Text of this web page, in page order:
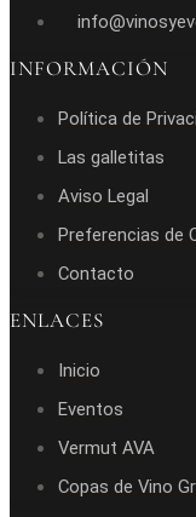
INFORMACIÓN
Política de
Las galletitas
Aviso Legal
Preferencias de
Contacto
ENLACES
Inicio
Eventos
Vermut AVA
Copas de Vino